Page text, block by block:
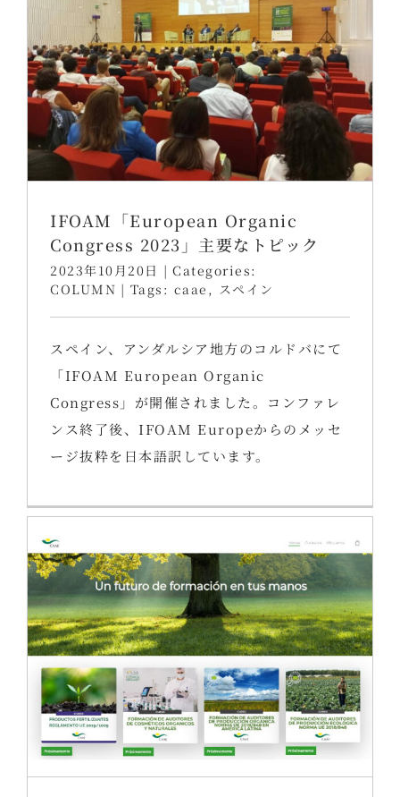
IFOAM「European Organic
Congress 2023」主要なトピック
2023年10月20日 | Categories:
COLUMN | Tags: caae , スペイン
スペイン、アンダルシア地方のコルドバにて
「IFOAM European Organic
Congress」が開催されました。コンファレ
ンス終了後、IFOAM Europeからのメッセ
ージ抜粋を日本語訳しています。